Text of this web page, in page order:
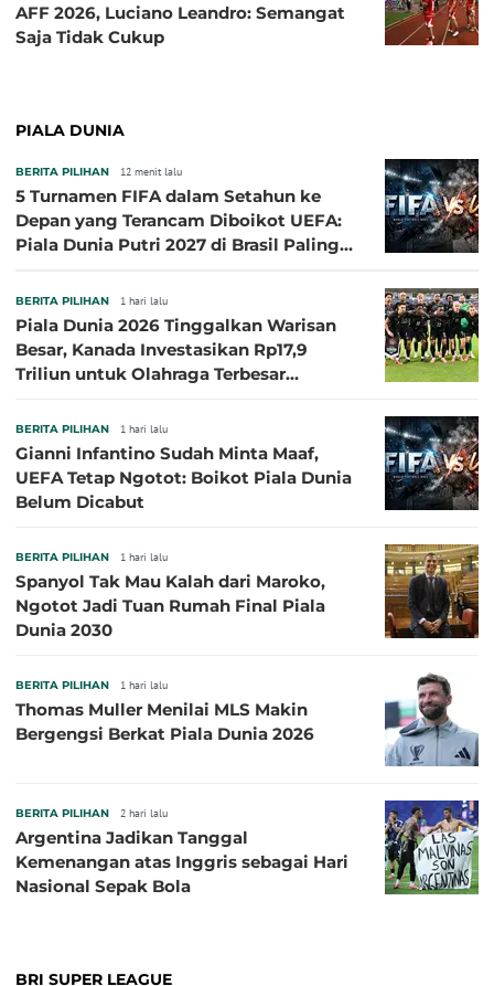
AFF 2026, Luciano Leandro: Semangat
Saja Tidak Cukup
PIALA DUNIA
BERITA PILIHAN 12 menit lalu
5 Turnamen FIFA dalam Setahun ke
Depan yang Terancam Diboikot UEFA:
Piala Dunia Putri 2027 di Brasil Paling
BERITA PILIHAN 1 hari lalu
Piala Dunia 2026 Tinggalkan Warisan
Besar, Kanada Investasikan Rp17,9
Triliun untuk Olahraga Terbesar
BERITA PILIHAN 1 hari lalu
Gianni Infantino Sudah Minta Maaf,
UEFA Tetap Ngotot: Boikot Piala Dunia
Belum Dicabut
BERITA PILIHAN 1 hari lalu
Spanyol Tak Mau Kalah dari Maroko,
Ngotot Jadi Tuan Rumah Final Piala
Dunia 2030
BERITA PILIHAN 1 hari lalu
Thomas Muller Menilai MLS Makin
Bergengsi Berkat Piala Dunia 2026
BERITA PILIHAN 2 hari lalu
Argentina Jadikan Tanggal
Kemenangan atas Inggris sebagai Hari
Nasional Sepak Bola
BRI SUPER LEAGUE